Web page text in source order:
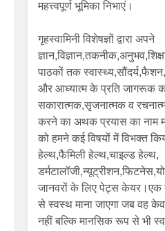
महत्त्वपूर्ण भूमिका निभाएं।
गृहस्वामिनी विशेषज्ञों द्वारा अपने
पाठकों तक
और आध्यात्म के प्रति जागरूक
सकारात्मक,सृजनात्मक व
करने का अथक प्रयास का नाम
को हमने कई विषयों में विभक्त
हेल्थ,फैमिली हेल्थ,चाइल्ड हेल्थ,
जानवरों के लिए पेट्स केयर।एक
से स्वस्थ माना जाएगा जब वह
नहीं बल्कि मानसिक रूप से भी